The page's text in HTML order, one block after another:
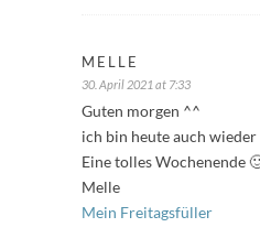
MELLE
30. April 2021 at 7:33
Guten morgen ^^
ich bin heute auch
Eine tolles Wochenende
Melle
Mein Freitagsfüller